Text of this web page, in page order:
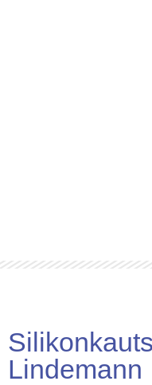
Lindemann